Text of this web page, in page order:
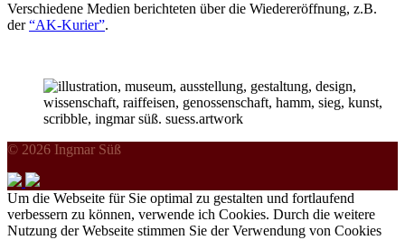
Verschiedene Medien berichteten über die Wiedereröffnung, z.B.
der“AK-Kurier”.
© 2026 Ingmar Süß
Um die Webseite für Sie optimal zu gestalten und fortlaufend
verbessern zu können, verwende ich Cookies. Durch die weitere
Nutzung der Webseite stimmen Sie der Verwendung von Cookies